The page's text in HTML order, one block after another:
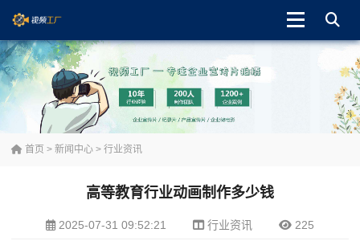
首页 > 新闻中心 > 行业资讯
高等教育行业动画制作多少钱
2025-07-31 09:52:21 行业资讯 225